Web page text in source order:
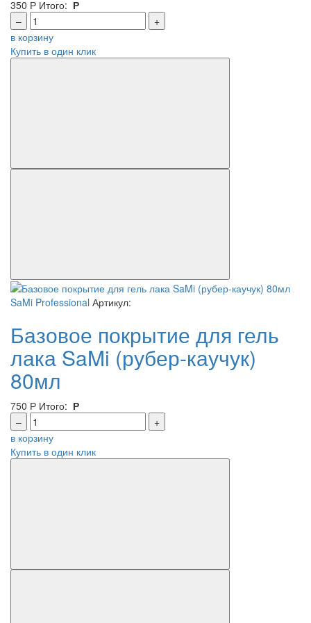
350 Р Итого: Р
–
+
в корзину
Купить в один клик
SaMi Professional Артикул:
Базовое покрытие для гель
лака SaMi (рубер-каучук)
80мл
750 Р Итого: Р
–
+
в корзину
Купить в один клик